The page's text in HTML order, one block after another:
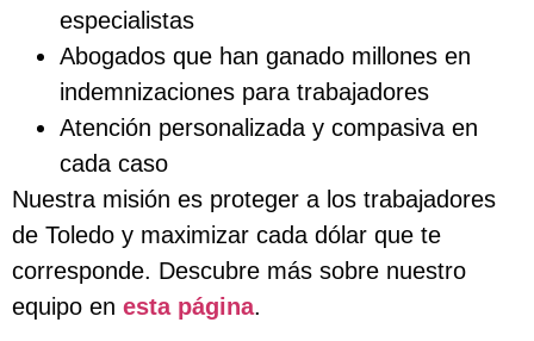
especialistas
Abogados que han ganado millones en
indemnizaciones para trabajadores
Atención personalizada y compasiva en
cada caso
Nuestra misión es proteger a los trabajadores
de Toledo y maximizar cada dólar que te
corresponde. Descubre más sobre nuestro
equipo en esta página.